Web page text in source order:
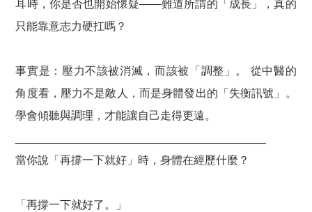
耳時，你是否也開始懷疑——難道所謂的「成長」，真的
只能靠意志力硬扛嗎？
事實是：壓力不該被消滅，而該被「調整」。 從中醫的
角度看，壓力不是敵人，而是身體發出的「失衡訊號」。
學會傾聽與調理，才能讓自己走得更遠。
當你說「再撐一下就好」時，身體在經歷什麼？
「再撐一下就好了。」